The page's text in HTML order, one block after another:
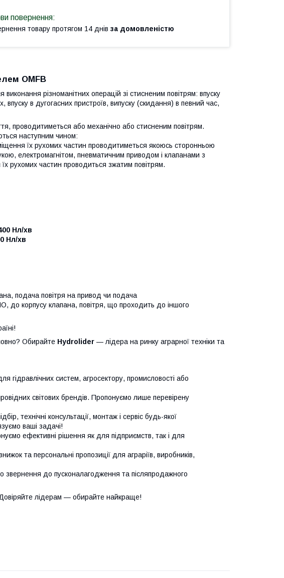
товару протягом 14 днів за домовленістю
OMFB
різноманітних операцій зі стисненим повітрям: впуску
впуску в дугогасних пристроїв, випуску (скидання) в певний час,
проводитиметься або механічно або стисненим повітрям.
наступним чином:
їх рухомих частин проводитиметься якоюсь сторонньою
електромагнітом, пневматичним приводом і клапанами з
рухомих частин проводиться зжатим повітрям.
Нл/хв
Нл/хв
подача повітря на привод чи подача
до корпусу клапана, повітря, що проходить до іншого
Обирайте Hydrolider — лідера на ринку аграрної техніки та
гідравлічних систем, агросектору, промисловості або
світових брендів. Пропонуємо лише перевірену
технічні консультації, монтаж і сервіс будь-якої
ваші задачі!
ефективні рішення як для підприємств, так і для
та персональні пропозиції для аграріїв, виробників,
звернення до пусконалагодження та післяпродажного
лідерам — обирайте найкраще!